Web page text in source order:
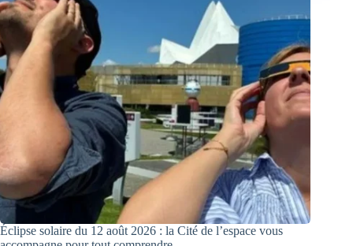
Éclipse solaire du 12 août 2026 : la Cité de l’espace vous